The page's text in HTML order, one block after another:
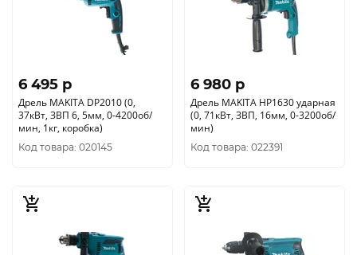
6 495 p
Дрель MAKITA DP2010 (0,
37кВт, ЗВП 6, 5мм, 0-4200об/
мин, 1кг, коробка)
Код товара: 020145
6 980 p
Дрель MAKITA HP1630 ударная
(0, 71кВт, ЗВП, 16мм, 0-3200об/
мин)
Код товара: 022391